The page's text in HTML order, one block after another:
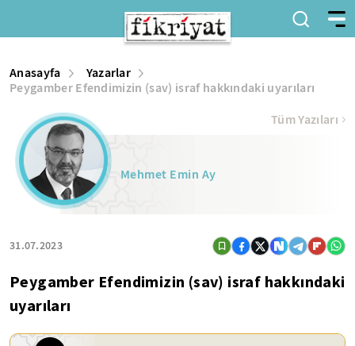
Anasayfa
Yazarlar
Peygamber Efendimizin (sav) israf hakkındaki uyarıları
Mehmet Emin Ay
31.07.2023
Tüm Yazıları
Peygamber Efendimizin (sav) israf hakkındaki
uyarıları